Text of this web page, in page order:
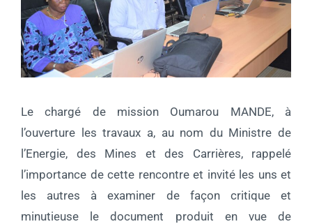
Le chargé de mission Oumarou MANDE, à
l’ouverture les travaux a, au nom du Ministre de
l’Energie, des Mines et des Carrières, rappelé
l’importance de cette rencontre et invité les uns et
les autres à examiner de façon critique et
minutieuse le document produit en vue de